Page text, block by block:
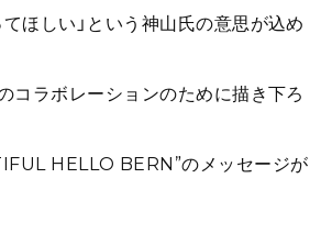
ほしい」という神山氏の意思が込め
コラボレーションのために描き下ろ
HELLO BERN”のメッセージが